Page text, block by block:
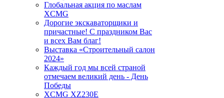
Глобальная акция по маслам
XCMG
Дорогие экскаваторщики и
причастные! С праздником Вас
и всех Вам благ!
Выставка «Строительный салон
2024»
Каждый год мы всей страной
отмечаем великий день - День
Победы
XCMG XZ230E